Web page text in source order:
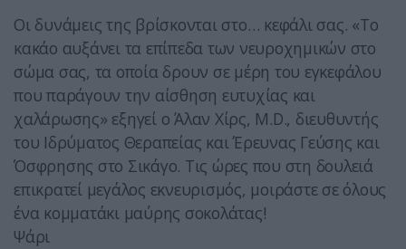
Οι δυνάμεις της βρίσκονται στο… κεφάλι σας. «Το
κακάο αυξάνει τα επίπεδα των νευροχημικών στο
σώμα σας, τα οποία δρουν σε μέρη του εγκεφάλου
που παράγουν την αίσθηση ευτυχίας και
χαλάρωσης» εξηγεί ο Άλαν Χίρς, M.D., διευθυντής
του Ιδρύματος Θεραπείας και Έρευνας Γεύσης και
Όσφρησης στο Σικάγο. Τις ώρες που στη δουλειά
επικρατεί μεγάλος εκνευρισμός, μοιράστε σε όλους
ένα κομματάκι μαύρης σοκολάτας!
Ψάρι